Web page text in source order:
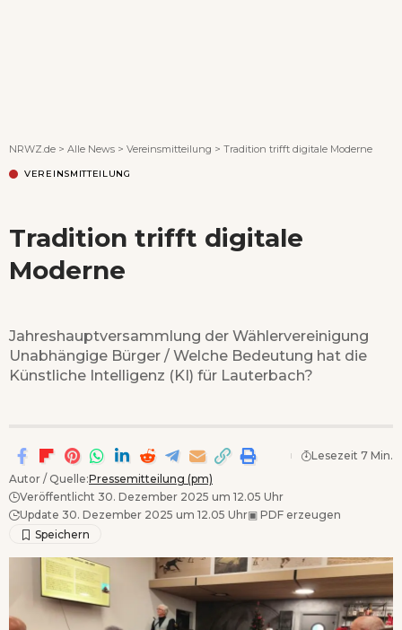
NRWZ.de > Alle News > Vereinsmitteilung > Tradition trifft digitale Moderne
VEREINSMITTEILUNG
Tradition trifft digitale
Moderne
Jahreshauptversammlung der Wählervereinigung
Unabhängige Bürger / Welche Bedeutung hat die
Künstliche Intelligenz (KI) für Lauterbach?
Autor / Quelle:Pressemitteilung (pm)
Veröffentlicht 30. Dezember 2025 um 12.05 Uhr
Update 30. Dezember 2025 um 12.05 Uhr▣ PDF erzeugen
Lesezeit 7 Min.